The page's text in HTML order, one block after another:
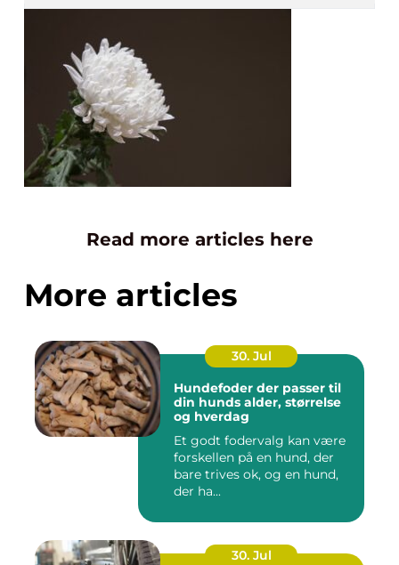
Read more articles here
More articles
30. Jul
Hundefoder der passer til
din hunds alder, størrelse
og hverdag
Et godt fodervalg kan være
forskellen på en hund, der
bare trives ok, og en hund,
der ha...
30. Jul